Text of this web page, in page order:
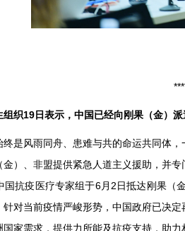
组织19日表示，中国已经向刚果（金）
是风雨同舟、患难与共的命运共同体
）、非盟提供紧急人道主义援助，并
国抗疫医疗专家组于6月2日抵达刚果
对当前疫情严峻形势，中国政府已决
家需求，提供力所能及抗疫支持，助